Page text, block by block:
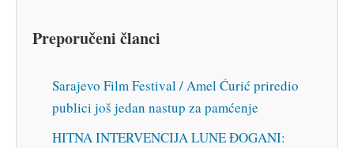
Preporučeni članci
Sarajevo Film Festival / Amel Ćurić priredio
publici još jedan nastup za pamćenje
HITNA INTERVENCIJA LUNE ĐOGANI: